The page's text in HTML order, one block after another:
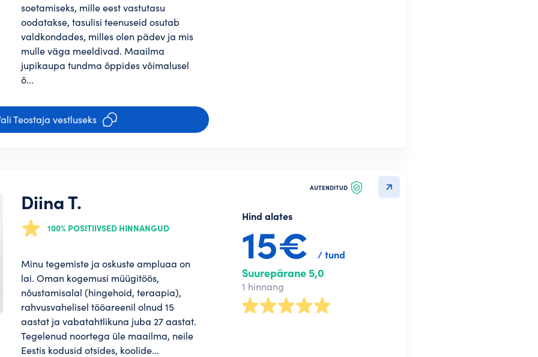
soetamiseks, mille eest vastutasu
oodatakse, tasulisi teenuseid osutab
valdkondades, milles olen pädev ja mis
mulle väga meeldivad. Maailma
jupikaupa tundma õppides võimalusel
õ...
Teostaja vestluseks
AUTENDITUD
Diina T.
100% POSITIIVSED HINNANGUD
Minu tegemiste ja oskuste ampluaa on
lai. Oman kogemusi müügitöös,
nõustamisalal (hingehoid, teraapia),
rahvusvahelisel tööareenil olnud 15
aastat ja vabatahtlikuna juba 27 aastat.
Tegelenud noortega üle maailma, neile
Eestis kodusid otsides, koolide...
Hind alates
15€ / tund
Suurepärane 5,0
1 hinnang
saad
panna!